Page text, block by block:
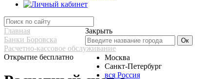
Закрыть
Москва
Санкт-Петербург
вся Россия
Главная
Банки Боровска
Расчетно-кассовое обслуживание
Открытие бесплатно